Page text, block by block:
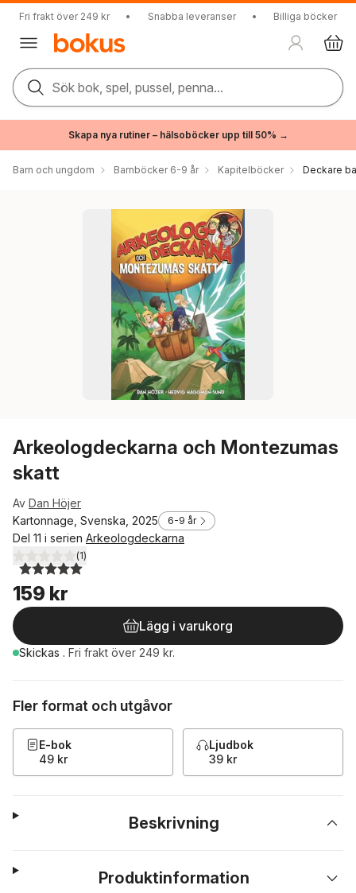
Fri frakt över 249 kr • Snabba leveranser • Billiga böcker
Sök bok, spel, pussel, penna...
Skapa nya rutiner – hälsoböcker upp till 50% →
Barn och ungdom Barnböcker 6-9 år Kapitelböcker Deckare
Arkeologdeckarna och Montezumas
skatt
Av Dan Höjer
Kartonnage, Svenska, 2025
6-9 år
Del 11 i serien Arkeologdeckarna
5,0utav 5 stjärnor. Totalt antal röster:
(1)
159 kr
Lägg i varukorg
Skickas . Fri frakt över 249 kr.
Fler format och utgåvor
E-bok
49 kr
Ljudbok
39 kr
Beskrivning
Produktinformation